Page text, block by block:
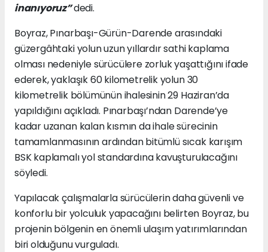
inanıyoruz”dedi.
Boyraz, Pınarbaşı-Gürün-Darende arasındaki
güzergâhtaki yolun uzun yıllardır sathi kaplama
olması nedeniyle sürücülere zorluk yaşattığını ifade
ederek, yaklaşık 60 kilometrelik yolun 30
kilometrelik bölümünün ihalesinin 29 Haziran’da
yapıldığını açıkladı. Pınarbaşı’ndan Darende’ye
kadar uzanan kalan kısmın da ihale sürecinin
tamamlanmasının ardından bitümlü sıcak karışım
BSK kaplamalı yol standardına kavuşturulacağını
söyledi.
Yapılacak çalışmalarla sürücülerin daha güvenli ve
konforlu bir yolculuk yapacağını belirten Boyraz, bu
projenin bölgenin en önemli ulaşım yatırımlarından
biri olduğunu vurguladı.